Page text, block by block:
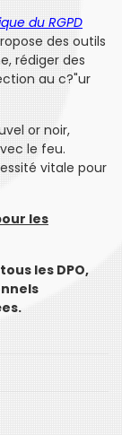
du RGPD
des outils
rédiger des
au c?"ur
or noir,
le feu.
vitale pour
les
les DPO,